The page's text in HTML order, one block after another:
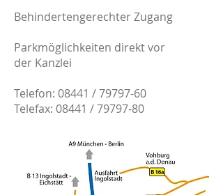
Behindertengerechter Zugang
Parkmöglichkeiten direkt vor
der Kanzlei
Telefon: 08441 / 79797-60
Telefax: 08441 / 79797-80